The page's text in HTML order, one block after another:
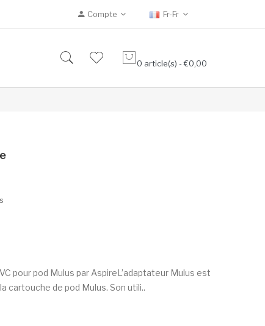
Compte Fr-Fr
0 article(s) - €0,00
pour pod Mulus par AspireL’adaptateur Mulus est
cartouche de pod Mulus. Son utili..